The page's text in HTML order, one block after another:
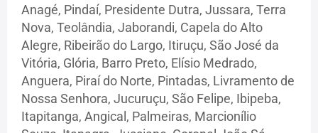
Anagé, Pindaí, Presidente Dutra, Jussara, Terra
Nova, Teolândia, Jaborandi, Capela do Alto
Alegre, Ribeirão do Largo, Itiruçu, São José da
Vitória, Glória, Barro Preto, Elísio Medrado,
Anguera, Piraí do Norte, Pintadas, Livramento de
Nossa Senhora, Jucuruçu, São Felipe, Ibipeba,
Itapitanga, Angical, Palmeiras, Marcionílio